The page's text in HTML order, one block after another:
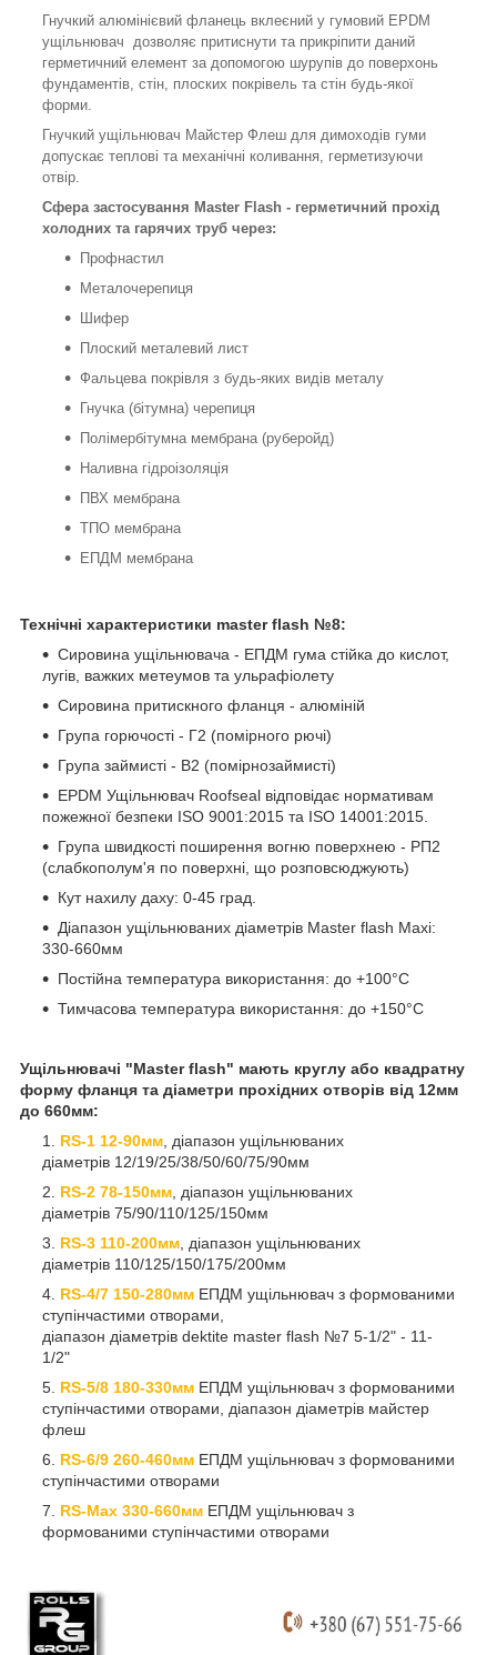
Гнучкий алюмінієвий фланець вклеєний у гумовий EPDM
ущільнювач дозволяє притиснути та прикріпити даний
герметичний елемент за допомогою шурупів до поверхонь
фундаментів, стін, плоских покрівель та стін будь-якої
форми.
Гнучкий ущільнювач Майстер Флеш для димоходів гуми
допускає теплові та механічні коливання, герметизуючи
отвір.
Сфера застосування Master Flash - герметичний прохід
холодних та гарячих труб через:
Профнастил
Металочерепиця
Шифер
Плоский металевий лист
Фальцева покрівля з будь-яких видів металу
Гнучка (бітумна) черепиця
Полімербітумна мембрана (руберойд)
Наливна гідроізоляція
ПВХ мембрана
ТПО мембрана
ЕПДМ мембрана
Технічні характеристики master flash №8:
Сировина ущільнювача - ЕПДМ гума стійка до кислот,
лугів, важких метеумов та ульрафіолету
Сировина притискного фланця - алюміній
Група горючості - Г2 (помірного рючі)
Група займисті - В2 (помірнозаймисті)
EPDM Ущільнювач Roofseal відповідає нормативам
пожежної безпеки ISO 9001:2015 та ISO 14001:2015.
Група швидкості поширення вогню поверхнею - РП2
(слабкополум'я по поверхні, що розповсюджують)
Кут нахилу даху: 0-45 град.
Діапазон ущільнюваних діаметрів Master flash Maxi:
330-660мм
Постійна температура використання: до +100°С
Тимчасова температура використання: до +150°С
Ущільнювачі "Master flash" мають круглу або квадратну
форму фланця та діаметри прохідних отворів від 12мм
до 660мм:
RS-1 12-90мм , діапазон ущільнюваних
діаметрів 12/19/25/38/50/60/75/90мм
RS-2 78-150мм , діапазон ущільнюваних
діаметрів 75/90/110/125/150мм
RS-3 110-200мм , діапазон ущільнюваних
діаметрів 110/125/150/175/200мм
RS-4/7 150-280мм ЕПДМ ущільнювач з формованими
ступінчастими отворами,
діапазон діаметрів dektite master flash №7 5-1/2" - 11-
1/2"
RS-5/8 180-330мм ЕПДМ ущільнювач з формованими
ступінчастими отворами, діапазон діаметрів майстер
флеш
RS-6/9 260-460мм ЕПДМ ущільнювач з формованими
ступінчастими отворами
RS-Max 330-660мм ЕПДМ ущільнювач з
формованими ступінчастими отворами